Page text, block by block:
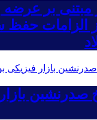
مبتنی بر عرضه
الزامات حفظ
صدرنشین